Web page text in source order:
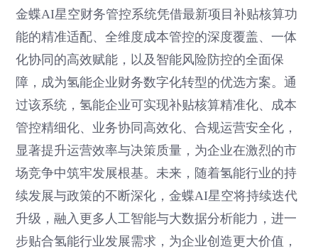
金蝶AI星空财务管控系统凭借最新项目补贴核算功
能的精准适配、全维度成本管控的深度覆盖、一体
化协同的高效赋能，以及智能风险防控的全面保
障，成为氢能企业财务数字化转型的优选方案。通
过该系统，氢能企业可实现补贴核算精准化、成本
管控精细化、业务协同高效化、合规运营安全化，
显著提升运营效率与决策质量，为企业在激烈的市
场竞争中筑牢发展根基。未来，随着氢能行业的持
续发展与政策的不断深化，金蝶AI星空将持续迭代
升级，融入更多人工智能与大数据分析能力，进一
步贴合氢能行业发展需求，为企业创造更大价值，